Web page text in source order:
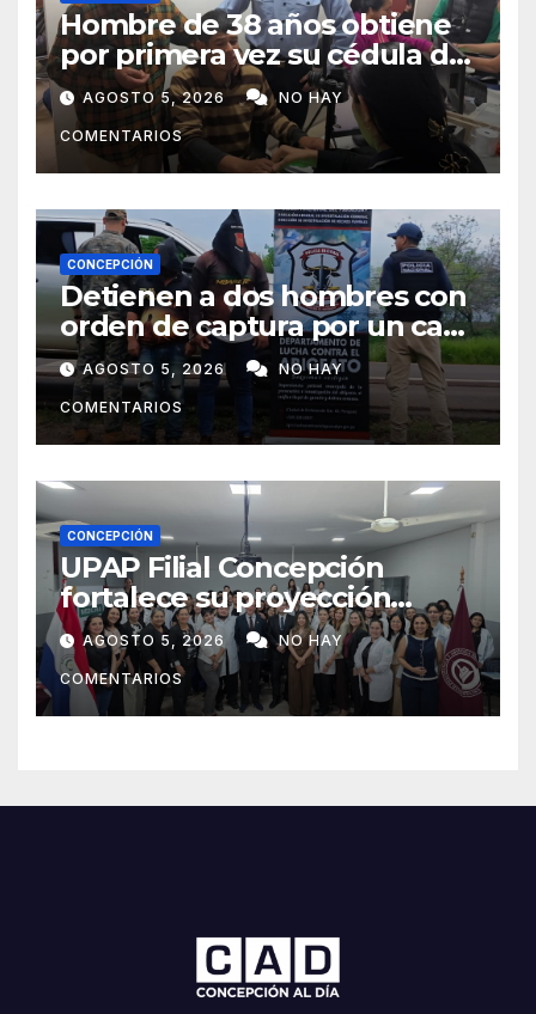
Hombre de 38 años obtiene
por primera vez su cédula de
identidad en Concepción
AGOSTO 5, 2026 NO HAY
COMENTARIOS
CONCEPCIÓN
Detienen a dos hombres con
orden de captura por un caso
de abigeato
AGOSTO 5, 2026 NO HAY
COMENTARIOS
CONCEPCIÓN
UPAP Filial Concepción
fortalece su proyección
internacional con la visita del
Prof. Dr. Antonio Castaño,
referente de la Universidad
de Sevilla
AGOSTO 5, 2026 NO HAY
COMENTARIOS